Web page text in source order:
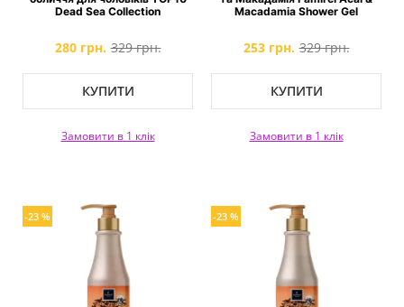
Dead Sea Collection
280 грн. 329 грн.
КУПИТИ
Замовити в 1 клік
Macadamia Shower Gel
253 грн. 329 грн.
КУПИТИ
Замовити в 1 клік
-23 % -23 %